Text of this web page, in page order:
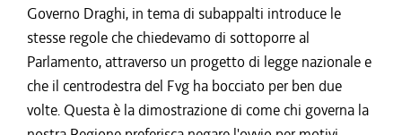
Governo Draghi, in tema di subappalti introduce le
stesse regole che chiedevamo di sottoporre al
Parlamento, attraverso un progetto di legge nazionale e
che il centrodestra del Fvg ha bocciato per ben due
volte. Questa è la dimostrazione di come chi governa la